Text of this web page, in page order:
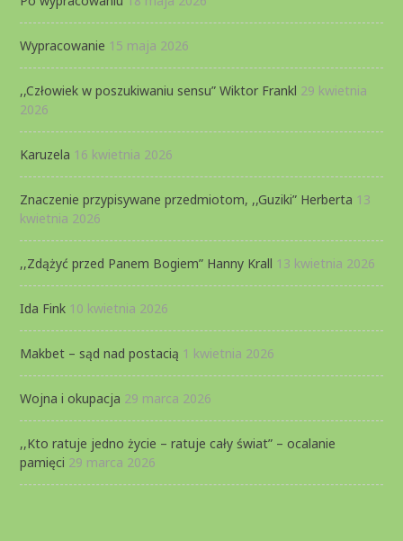
Wypracowanie 15 maja 2026
,,Człowiek w poszukiwaniu sensu” Wiktor Frankl 29 kwietnia
2026
Karuzela 16 kwietnia 2026
Znaczenie przypisywane przedmiotom, ,,Guziki” Herberta 13
kwietnia 2026
,,Zdążyć przed Panem Bogiem” Hanny Krall 13 kwietnia 2026
Ida Fink 10 kwietnia 2026
Makbet – sąd nad postacią 1 kwietnia 2026
Wojna i okupacja 29 marca 2026
,,Kto ratuje jedno życie – ratuje cały świat” – ocalanie
pamięci 29 marca 2026